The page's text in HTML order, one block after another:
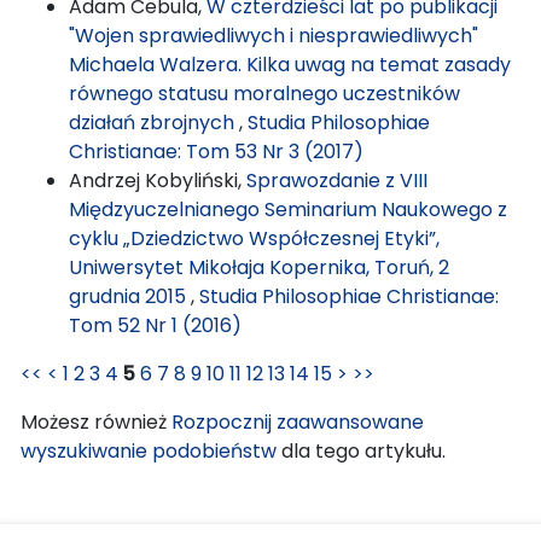
Adam Cebula,W czterdzieści lat po publikacji
"Wojen sprawiedliwych i niesprawiedliwych"
Michaela Walzera. Kilka uwag na temat zasady
równego statusu moralnego uczestników
działań zbrojnych,Studia Philosophiae
Christianae: Tom 53 Nr 3 (2017)
Andrzej Kobyliński,Sprawozdanie z VIII
Międzyuczelnianego Seminarium Naukowego z
cyklu „Dziedzictwo Współczesnej Etyki”,
Uniwersytet Mikołaja Kopernika, Toruń, 2
grudnia 2015,Studia Philosophiae Christianae:
Tom 52 Nr 1 (2016)
<< < 1 23 4 56 7 891011 121314 15 > >>
Możesz również Rozpocznij zaawansowane
wyszukiwanie podobieństwdla tego artykułu.